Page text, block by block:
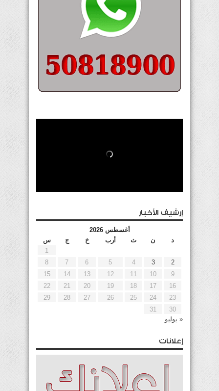
إرشيف الأخبار
أغسطس 2026
د
ن ث أرب خ ج
س
1
2
3
4
5
6
7
8
9
10
11
12
13
14
15
16
17
18
19
20
21
22
23
24
25
26
27
28
29
30
31
« يوليو
إعلانات